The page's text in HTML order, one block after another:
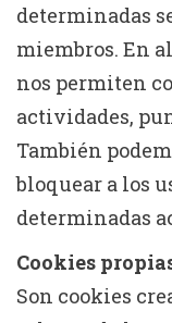
determinadas
miembros. En
nos permiten
actividades,
También
bloquear a los
determinadas
Cookies
Son cookies